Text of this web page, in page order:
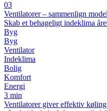
03
Ventilatorer – sammenlign
Skab et behageligt indeklima
Byg
Byg
Ventilator
Indeklima
Bolig
Komfort
Energi
3 min
Ventilatorer giver effektiv